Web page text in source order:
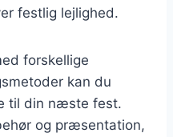
festlig lejlighed.
forskellige
kan du
til din næste fest.
og præsentation,